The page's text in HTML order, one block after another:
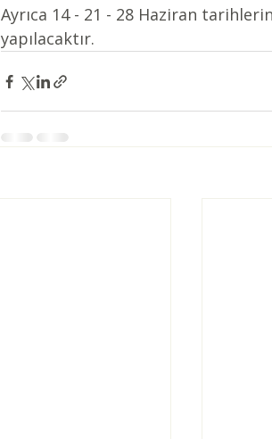
Ayrıca 14 - 21 - 28 Haziran
yapılacaktır.